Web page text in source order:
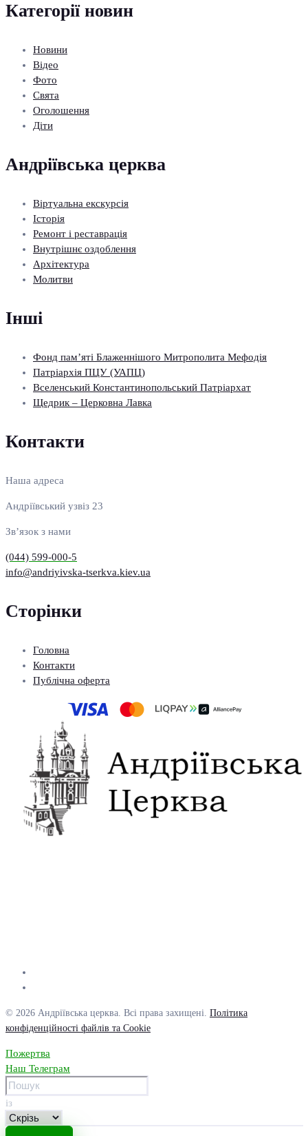
Категорії новин
Новини
Відео
Фото
Свята
Оголошення
Діти
Андріївська церква
Віртуальна екскурсія
Історія
Ремонт і реставрація
Внутрішнє оздоблення
Архітектура
Молитви
Інші
Фонд пам’яті Блаженнішого Митрополита Мефодія
Патріархія ПЦУ (УАПЦ)
Вселенський Константинопольський Патріархат
Щедрик – Церковна Лавка
Контакти
Наша адреса
Андріївський узвіз 23
Зв’язок з нами
(044) 599-000-5
info@andriyivska-tserkva.kiev.ua
Сторінки
Головна
Контакти
Публічна оферта
© 2026 Андріївська церква. Всі права захищені. Політика
конфіденційності файлів та Cookie
Пожертва
Наш Телеграм
із